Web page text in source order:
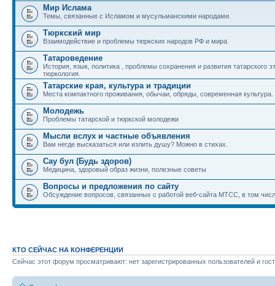
Мир Ислама
Темы, связанные с Исламом и мусульманскими народами.
Тюркский мир
Взаимодействие и проблемы тюркских народов РФ и мира
Татароведение
История, язык, политика , проблемы сохранения и развития татарского
тюркология.
Татарские края, культура и традиции
Места компактного проживания, обычаи, обряды, современная культура.
Молодежь
Проблемы татарской и тюркской молодежи
Мысли вслух и частные объявления
Вам негде высказаться или излить душу? Можно в стихах.
Сау бул (Будь здоров)
Медицина, здоровый образ жизни, полезные советы
Вопросы и предложения по сайту
Обсуждение вопросов, связанных с работой веб-сайта МТСС, в том
КТО СЕЙЧАС НА КОНФЕРЕНЦИИ
Сейчас этот форум просматривают: нет зарегистрированных пользователей и